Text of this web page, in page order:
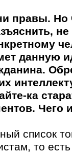
правы. Но
не
данную
ка
Чего
список
то